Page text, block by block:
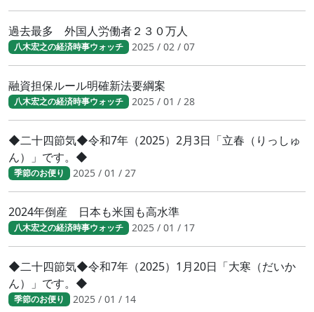
過去最多 外国人労働者２３０万人
八木宏之の経済時事ウォッチ 2025 / 02 / 07
融資担保ルール明確新法要綱案
八木宏之の経済時事ウォッチ 2025 / 01 / 28
◆二十四節気◆令和7年（2025）2月3日「立春（りっしゅ
ん）」です。◆
季節のお便り 2025 / 01 / 27
2024年倒産 日本も米国も高水準
八木宏之の経済時事ウォッチ 2025 / 01 / 17
◆二十四節気◆令和7年（2025）1月20日「大寒（だいか
ん）」です。◆
季節のお便り 2025 / 01 / 14